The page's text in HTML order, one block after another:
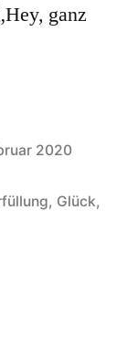
ganz
2020
, Glück,